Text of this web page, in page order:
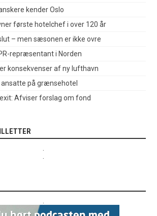
kender Oslo
første hotelchef i over 120 år
– men sæsonen er ikke ovre
repræsentant i Norden
konsekvenser af ny lufthavn
ansatte på grænsehotel
Afviser forslag om fond
.
.
.